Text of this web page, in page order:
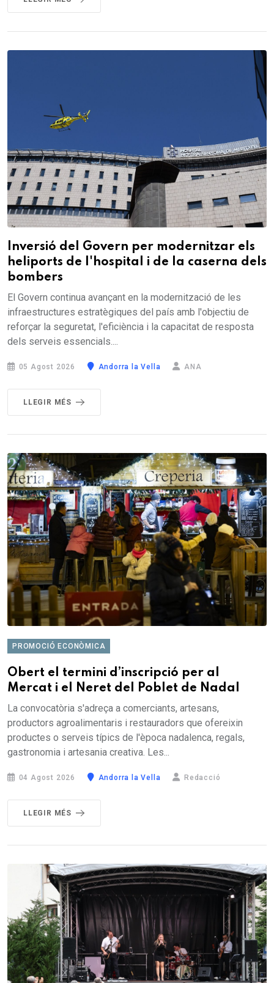
Inversió del Govern per modernitzar els
heliports de l'hospital i de la caserna dels
bombers
El Govern continua avançant en la modernització de les
infraestructures estratègiques del país amb l'objectiu de
reforçar la seguretat, l'eficiència i la capacitat de resposta
dels serveis essencials....
05 Agost 2026 Andorra la Vella ANA
LLEGIR MÉS
PROMOCIÓ ECONÒMICA
Obert el termini d’inscripció per al
Mercat i el Neret del Poblet de Nadal
La convocatòria s'adreça a comerciants, artesans,
productors agroalimentaris i restauradors que ofereixin
productes o serveis típics de l'època nadalenca, regals,
gastronomia i artesania creativa. Les...
04 Agost 2026 Andorra la Vella Redacció
LLEGIR MÉS